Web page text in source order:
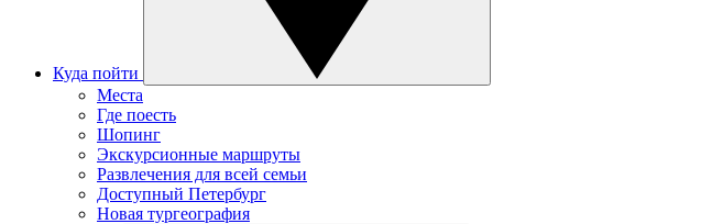
Куда пойти
Места
Где поесть
Шопинг
Экскурсионные маршруты
Развлечения для всей семьи
Доступный Петербург
Новая тургеография